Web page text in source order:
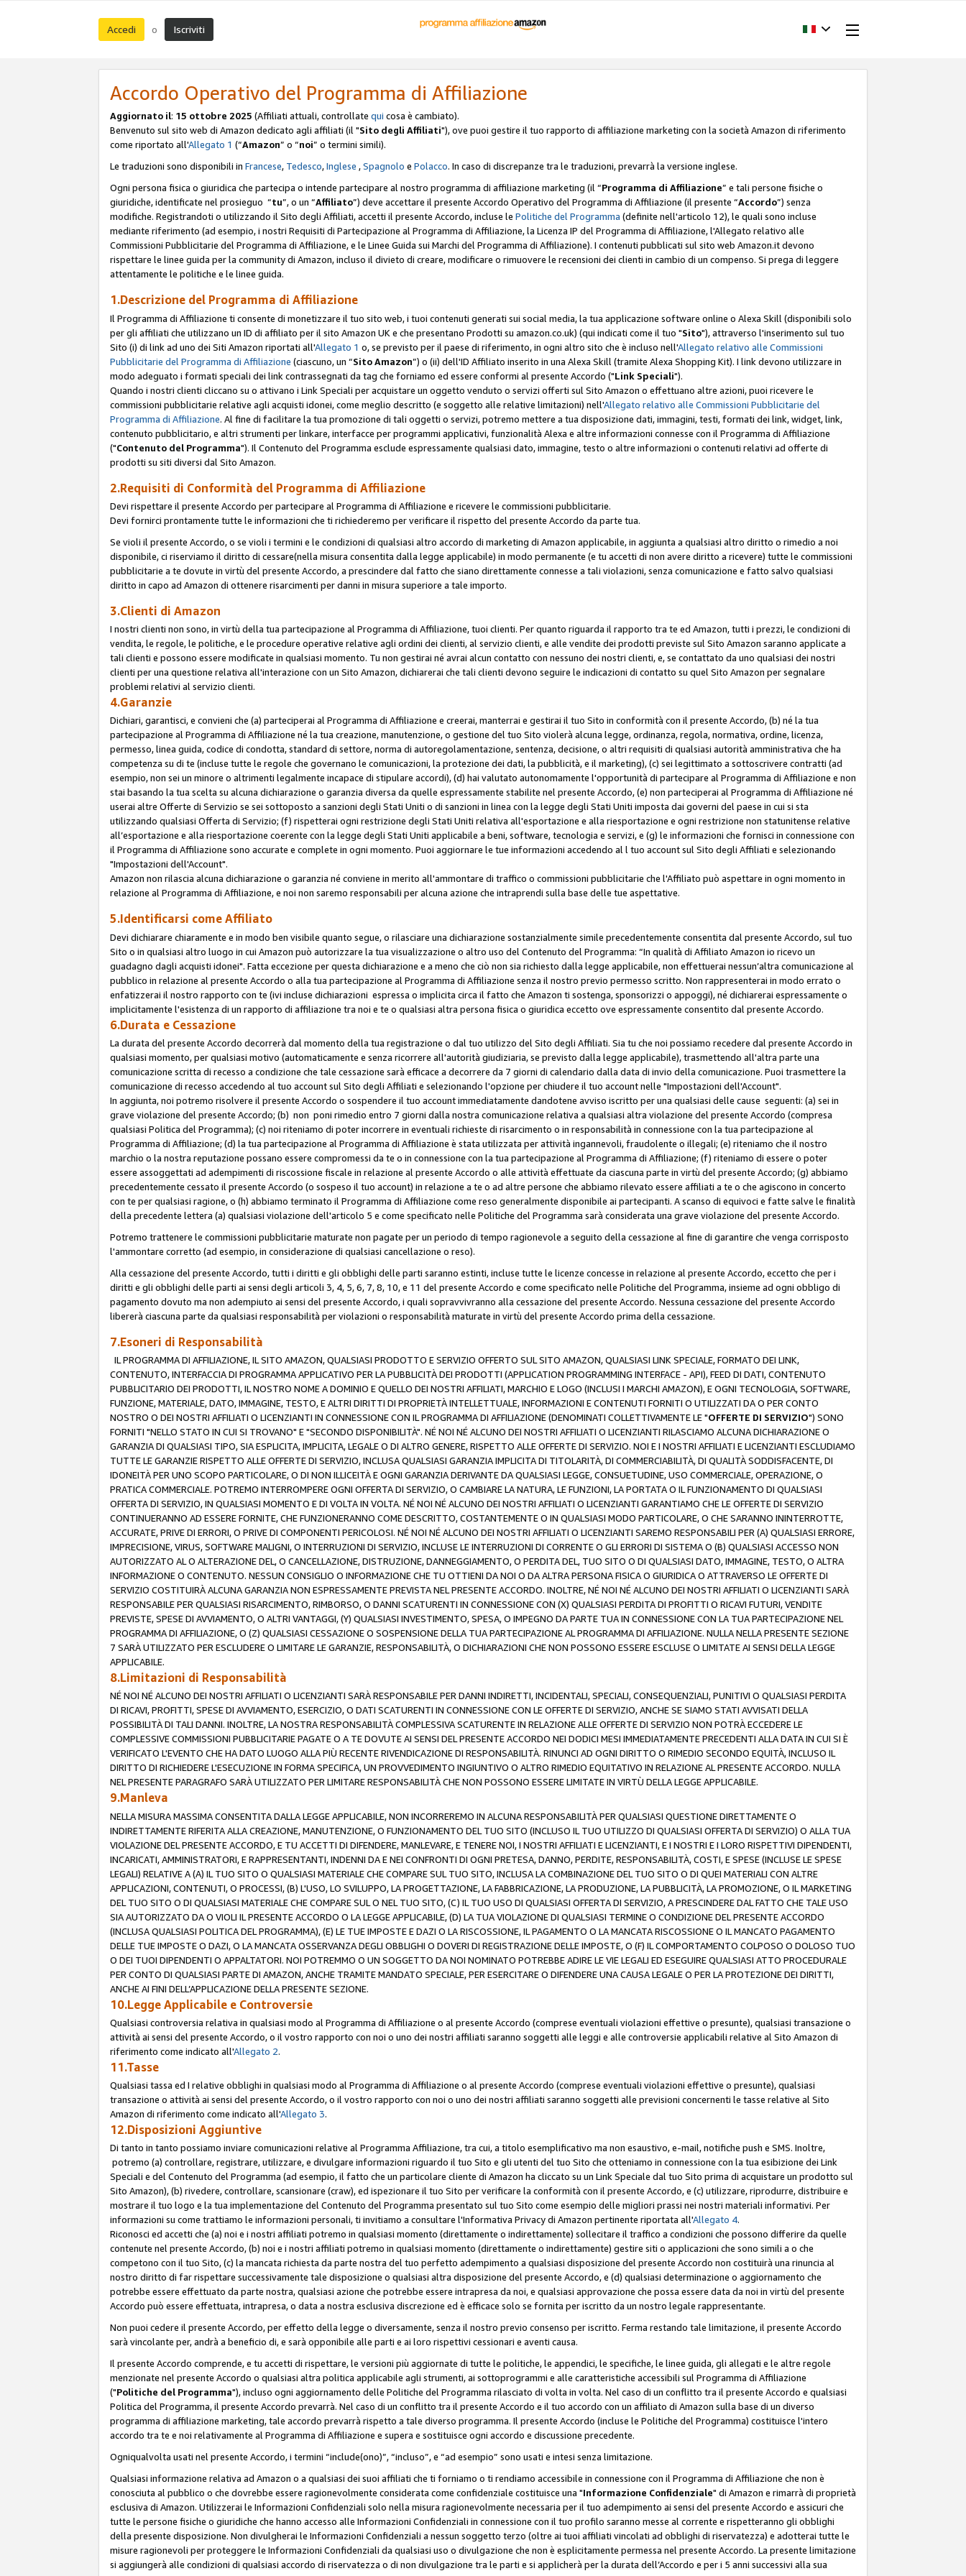
Accedi o Iscriviti
Accordo Operativo del Programma di Affiliazione
Aggiornato il: 15 ottobre 2025 (Affiliati attuali, controllate qui cosa è cambiato).
Benvenuto sul sito web di Amazon dedicato agli affiliati (il "Sito degli Affiliati"), ove puoi gestire il tuo rapporto di affiliazione marketing con la società Amazon di riferimento
come riportato all'Allegato 1 (“Amazon” o “noi” o termini simili).
Le traduzioni sono disponibili in Francese, Tedesco,Inglese ,Spagnolo e Polacco. In caso di discrepanze tra le traduzioni, prevarrà la versione inglese.
Ogni persona fisica o giuridica che partecipa o intende partecipare al nostro programma di affiliazione marketing (il “Programma di Affiliazione” e tali persone fisiche o
giuridiche, identificate nel prosieguo “tu”, o un “Affiliato”) deve accettare il presente Accordo Operativo del Programma di Affiliazione (il presente “Accordo”) senza
modifiche. Registrandoti o utilizzando il Sito degli Affiliati, accetti il presente Accordo, incluse le Politiche del Programma (definite nell'articolo 12), le quali sono incluse
mediante riferimento (ad esempio, i nostri Requisiti di Partecipazione al Programma di Affiliazione, la Licenza IP del Programma di Affiliazione, l'Allegato relativo alle
Commissioni Pubblicitarie del Programma di Affiliazione, e le Linee Guida sui Marchi del Programma di Affiliazione). I contenuti pubblicati sul sito web Amazon.it devono
rispettare le linee guida per la community di Amazon, incluso il divieto di creare, modificare o rimuovere le recensioni dei clienti in cambio di un compenso. Si prega di leggere
attentamente le politiche e le linee guida.
1.Descrizione del Programma di Affiliazione
Il Programma di Affiliazione ti consente di monetizzare il tuo sito web, i tuoi contenuti generati sui social media, la tua applicazione software online o Alexa Skill (disponibili solo
per gli affiliati che utilizzano un ID di affiliato per il sito Amazon UK e che presentano Prodotti su amazon.co.uk) (qui indicati come il tuo "Sito"), attraverso l'inserimento sul tuo
Sito (i) di link ad uno dei Siti Amazon riportati all'Allegato 1 o, se previsto per il paese di riferimento, in ogni altro sito che è incluso nell'Allegato relativo alle Commissioni
Pubblicitarie del Programma di Affiliazione (ciascuno, un “Sito Amazon”) o (ii) dell'ID Affiliato inserito in una Alexa Skill (tramite Alexa Shopping Kit). I link devono utilizzare in
modo adeguato i formati speciali dei link contrassegnati da tag che forniamo ed essere conformi al presente Accordo ("Link Speciali").
Quando i nostri clienti cliccano su o attivano i Link Speciali per acquistare un oggetto venduto o servizi offerti sul Sito Amazon o effettuano altre azioni, puoi ricevere le
commissioni pubblicitarie relative agli acquisti idonei, come meglio descritto (e soggetto alle relative limitazioni) nell'Allegato relativo alle Commissioni Pubblicitarie del
Programma di Affiliazione. Al fine di facilitare la tua promozione di tali oggetti o servizi, potremo mettere a tua disposizione dati, immagini, testi, formati dei link, widget, link,
contenuto pubblicitario, e altri strumenti per linkare, interfacce per programmi applicativi, funzionalità Alexa e altre informazioni connesse con il Programma di Affiliazione
("Contenuto del Programma"). Il Contenuto del Programma esclude espressamente qualsiasi dato, immagine, testo o altre informazioni o contenuti relativi ad offerte di
prodotti su siti diversi dal Sito Amazon.
2.Requisiti di Conformità del Programma di Affiliazione
Devi rispettare il presente Accordo per partecipare al Programma di Affiliazione e ricevere le commissioni pubblicitarie.
Devi fornirci prontamente tutte le informazioni che ti richiederemo per verificare il rispetto del presente Accordo da parte tua.
Se violi il presente Accordo, o se violi i termini e le condizioni di qualsiasi altro accordo di marketing di Amazon applicabile, in aggiunta a qualsiasi altro diritto o rimedio a noi
disponibile, ci riserviamo il diritto di cessare(nella misura consentita dalla legge applicabile) in modo permanente (e tu accetti di non avere diritto a ricevere) tutte le commissioni
pubblicitarie a te dovute in virtù del presente Accordo, a prescindere dal fatto che siano direttamente connesse a tali violazioni, senza comunicazione e fatto salvo qualsiasi
diritto in capo ad Amazon di ottenere risarcimenti per danni in misura superiore a tale importo.
3.Clienti di Amazon
I nostri clienti non sono, in virtù della tua partecipazione al Programma di Affiliazione, tuoi clienti. Per quanto riguarda il rapporto tra te ed Amazon, tutti i prezzi, le condizioni di
vendita, le regole, le politiche, e le procedure operative relative agli ordini dei clienti, al servizio clienti, e alle vendite dei prodotti previste sul Sito Amazon saranno applicate a
tali clienti e possono essere modificate in qualsiasi momento. Tu non gestirai né avrai alcun contatto con nessuno dei nostri clienti, e, se contattato da uno qualsiasi dei nostri
clienti per una questione relativa all'interazione con un Sito Amazon, dichiarerai che tali clienti devono seguire le indicazioni di contatto su quel Sito Amazon per segnalare
problemi relativi al servizio clienti.
4.Garanzie
Dichiari, garantisci, e convieni che (a) parteciperai al Programma di Affiliazione e creerai, manterrai e gestirai il tuo Sito in conformità con il presente Accordo, (b) né la tua
partecipazione al Programma di Affiliazione né la tua creazione, manutenzione, o gestione del tuo Sito violerà alcuna legge, ordinanza, regola, normativa, ordine, licenza,
permesso, linea guida, codice di condotta, standard di settore, norma di autoregolamentazione, sentenza, decisione, o altri requisiti di qualsiasi autorità amministrativa che ha
competenza su di te (incluse tutte le regole che governano le comunicazioni, la protezione dei dati, la pubblicità, e il marketing), (c) sei legittimato a sottoscrivere contratti (ad
esempio, non sei un minore o altrimenti legalmente incapace di stipulare accordi), (d) hai valutato autonomamente l'opportunità di partecipare al Programma di Affiliazione e non
stai basando la tua scelta su alcuna dichiarazione o garanzia diversa da quelle espressamente stabilite nel presente Accordo, (e) non parteciperai al Programma di Affiliazione né
userai altre Offerte di Servizio se sei sottoposto a sanzioni degli Stati Uniti o di sanzioni in linea con la legge degli Stati Uniti imposta dai governi del paese in cui si sta
utilizzando qualsiasi Offerta di Servizio; (f) rispetterai ogni restrizione degli Stati Uniti relativa all'esportazione e alla riesportazione e ogni restrizione non statunitense relative
all’esportazione e alla riesportazione coerente con la legge degli Stati Uniti applicabile a beni, software, tecnologia e servizi, e (g) le informazioni che fornisci in connessione con
il Programma di Affiliazione sono accurate e complete in ogni momento. Puoi aggiornare le tue informazioni accedendo al l tuo account sul Sito degli Affiliati e selezionando
"Impostazioni dell'Account".
Amazon non rilascia alcuna dichiarazione o garanzia né conviene in merito all'ammontare di traffico o commissioni pubblicitarie che l'Affiliato può aspettare in ogni momento in
relazione al Programma di Affiliazione, e noi non saremo responsabili per alcuna azione che intraprendi sulla base delle tue aspettative.
5.Identificarsi come Affiliato
Devi dichiarare chiaramente e in modo ben visibile quanto segue, o rilasciare una dichiarazione sostanzialmente simile precedentemente consentita dal presente Accordo, sul tuo
Sito o in qualsiasi altro luogo in cui Amazon può autorizzare la tua visualizzazione o altro uso del Contenuto del Programma: “In qualità di Affiliato Amazon io ricevo un
guadagno dagli acquisti idonei". Fatta eccezione per questa dichiarazione e a meno che ciò non sia richiesto dalla legge applicabile, non effettuerai nessun’altra comunicazione al
pubblico in relazione al presente Accordo o alla tua partecipazione al Programma di Affiliazione senza il nostro previo permesso scritto. Non rappresenterai in modo errato o
enfatizzerai il nostro rapporto con te (ivi incluse dichiarazioni espressa o implicita circa il fatto che Amazon ti sostenga, sponsorizzi o appoggi), né dichiarerai espressamente o
implicitamente l'esistenza di un rapporto di affiliazione tra noi e te o qualsiasi altra persona fisica o giuridica eccetto ove espressamente consentito dal presente Accordo.
6.Durata e Cessazione
La durata del presente Accordo decorrerà dal momento della tua registrazione o dal tuo utilizzo del Sito degli Affiliati. Sia tu che noi possiamo recedere dal presente Accordo in
qualsiasi momento, per qualsiasi motivo (automaticamente e senza ricorrere all'autorità giudiziaria, se previsto dalla legge applicabile), trasmettendo all'altra parte una
comunicazione scritta di recesso a condizione che tale cessazione sarà efficace a decorrere da 7 giorni di calendario dalla data di invio della comunicazione. Puoi trasmettere la
comunicazione di recesso accedendo al tuo account sul Sito degli Affiliati e selezionando l'opzione per chiudere il tuo account nelle "Impostazioni dell'Account".
In aggiunta, noi potremo risolvere il presente Accordo o sospendere il tuo account immediatamente dandotene avviso iscritto per una qualsiasi delle cause seguenti: (a) sei in
grave violazione del presente Accordo; (b) non poni rimedio entro 7 giorni dalla nostra comunicazione relativa a qualsiasi altra violazione del presente Accordo (compresa
qualsiasi Politica del Programma); (c) noi riteniamo di poter incorrere in eventuali richieste di risarcimento o in responsabilità in connessione con la tua partecipazione al
Programma di Affiliazione; (d) la tua partecipazione al Programma di Affiliazione è stata utilizzata per attività ingannevoli, fraudolente o illegali; (e) riteniamo che il nostro
marchio o la nostra reputazione possano essere compromessi da te o in connessione con la tua partecipazione al Programma di Affiliazione; (f) riteniamo di essere o poter
essere assoggettati ad adempimenti di riscossione fiscale in relazione al presente Accordo o alle attività effettuate da ciascuna parte in virtù del presente Accordo; (g) abbiamo
precedentemente cessato il presente Accordo (o sospeso il tuo account) in relazione a te o ad altre persone che abbiamo rilevato essere affiliati a te o che agiscono in concerto
con te per qualsiasi ragione, o (h) abbiamo terminato il Programma di Affiliazione come reso generalmente disponibile ai partecipanti. A scanso di equivoci e fatte salve le finalità
della precedente lettera (a) qualsiasi violazione dell'articolo 5 e come specificato nelle Politiche del Programma sarà considerata una grave violazione del presente Accordo.
Potremo trattenere le commissioni pubblicitarie maturate non pagate per un periodo di tempo ragionevole a seguito della cessazione al fine di garantire che venga corrisposto
l'ammontare corretto (ad esempio, in considerazione di qualsiasi cancellazione o reso).
Alla cessazione del presente Accordo, tutti i diritti e gli obblighi delle parti saranno estinti, incluse tutte le licenze concesse in relazione al presente Accordo, eccetto che per i
diritti e gli obblighi delle parti ai sensi degli articoli 3, 4, 5, 6, 7, 8, 10, e 11 del presente Accordo e come specificato nelle Politiche del Programma, insieme ad ogni obbligo di
pagamento dovuto ma non adempiuto ai sensi del presente Accordo, i quali sopravvivranno alla cessazione del presente Accordo. Nessuna cessazione del presente Accordo
libererà ciascuna parte da qualsiasi responsabilità per violazioni o responsabilità maturate in virtù del presente Accordo prima della cessazione.
7.Esoneri di Responsabilità
IL PROGRAMMA DI AFFILIAZIONE, IL SITO AMAZON, QUALSIASI PRODOTTO E SERVIZIO OFFERTO SUL SITO AMAZON, QUALSIASI LINK SPECIALE, FORMATO DEI LINK,
CONTENUTO, INTERFACCIA DI PROGRAMMA APPLICATIVO PER LA PUBBLICITÀ DEI PRODOTTI (APPLICATION PROGRAMMING INTERFACE - API), FEED DI DATI, CONTENUTO
PUBBLICITARIO DEI PRODOTTI, IL NOSTRO NOME A DOMINIO E QUELLO DEI NOSTRI AFFILIATI, MARCHIO E LOGO (INCLUSI I MARCHI AMAZON), E OGNI TECNOLOGIA, SOFTWARE,
FUNZIONE, MATERIALE, DATO, IMMAGINE, TESTO, E ALTRI DIRITTI DI PROPRIETÀ INTELLETTUALE, INFORMAZIONI E CONTENUTI FORNITI O UTILIZZATI DA O PER CONTO
NOSTRO O DEI NOSTRI AFFILIATI O LICENZIANTI IN CONNESSIONE CON IL PROGRAMMA DI AFFILIAZIONE (DENOMINATI COLLETTIVAMENTE LE "OFFERTE DI SERVIZIO") SONO
FORNITI "NELLO STATO IN CUI SI TROVANO" E "SECONDO DISPONIBILITÀ". NÉ NOI NÉ ALCUNO DEI NOSTRI AFFILIATI O LICENZIANTI RILASCIAMO ALCUNA DICHIARAZIONE O
GARANZIA DI QUALSIASI TIPO, SIA ESPLICITA, IMPLICITA, LEGALE O DI ALTRO GENERE, RISPETTO ALLE OFFERTE DI SERVIZIO. NOI E I NOSTRI AFFILIATI E LICENZIANTI ESCLUDIAMO
TUTTE LE GARANZIE RISPETTO ALLE OFFERTE DI SERVIZIO, INCLUSA QUALSIASI GARANZIA IMPLICITA DI TITOLARITÀ, DI COMMERCIABILITÀ, DI QUALITÀ SODDISFACENTE, DI
IDONEITÀ PER UNO SCOPO PARTICOLARE, O DI NON ILLICEITÀ E OGNI GARANZIA DERIVANTE DA QUALSIASI LEGGE, CONSUETUDINE, USO COMMERCIALE, OPERAZIONE, O
PRATICA COMMERCIALE. POTREMO INTERROMPERE OGNI OFFERTA DI SERVIZIO, O CAMBIARE LA NATURA, LE FUNZIONI, LA PORTATA O IL FUNZIONAMENTO DI QUALSIASI
OFFERTA DI SERVIZIO, IN QUALSIASI MOMENTO E DI VOLTA IN VOLTA. NÉ NOI NÉ ALCUNO DEI NOSTRI AFFILIATI O LICENZIANTI GARANTIAMO CHE LE OFFERTE DI SERVIZIO
CONTINUERANNO AD ESSERE FORNITE, CHE FUNZIONERANNO COME DESCRITTO, COSTANTEMENTE O IN QUALSIASI MODO PARTICOLARE, O CHE SARANNO ININTERROTTE,
ACCURATE, PRIVE DI ERRORI, O PRIVE DI COMPONENTI PERICOLOSI. NÉ NOI NÉ ALCUNO DEI NOSTRI AFFILIATI O LICENZIANTI SAREMO RESPONSABILI PER (A) QUALSIASI ERRORE,
IMPRECISIONE, VIRUS, SOFTWARE MALIGNI, O INTERRUZIONI DI SERVIZIO, INCLUSE LE INTERRUZIONI DI CORRENTE O GLI ERRORI DI SISTEMA O (B) QUALSIASI ACCESSO NON
AUTORIZZATO AL O ALTERAZIONE DEL, O CANCELLAZIONE, DISTRUZIONE, DANNEGGIAMENTO, O PERDITA DEL, TUO SITO O DI QUALSIASI DATO, IMMAGINE, TESTO, O ALTRA
INFORMAZIONE O CONTENUTO. NESSUN CONSIGLIO O INFORMAZIONE CHE TU OTTIENI DA NOI O DA ALTRA PERSONA FISICA O GIURIDICA O ATTRAVERSO LE OFFERTE DI
SERVIZIO COSTITUIRÀ ALCUNA GARANZIA NON ESPRESSAMENTE PREVISTA NEL PRESENTE ACCORDO. INOLTRE, NÉ NOI NÉ ALCUNO DEI NOSTRI AFFILIATI O LICENZIANTI SARÀ
RESPONSABILE PER QUALSIASI RISARCIMENTO, RIMBORSO, O DANNI SCATURENTI IN CONNESSIONE CON (X) QUALSIASI PERDITA DI PROFITTI O RICAVI FUTURI, VENDITE
PREVISTE, SPESE DI AVVIAMENTO, O ALTRI VANTAGGI, (Y) QUALSIASI INVESTIMENTO, SPESA, O IMPEGNO DA PARTE TUA IN CONNESSIONE CON LA TUA PARTECIPAZIONE NEL
PROGRAMMA DI AFFILIAZIONE, O (Z) QUALSIASI CESSAZIONE O SOSPENSIONE DELLA TUA PARTECIPAZIONE AL PROGRAMMA DI AFFILIAZIONE. NULLA NELLA PRESENTE SEZIONE
7 SARÀ UTILIZZATO PER ESCLUDERE O LIMITARE LE GARANZIE, RESPONSABILITÀ, O DICHIARAZIONI CHE NON POSSONO ESSERE ESCLUSE O LIMITATE AI SENSI DELLA LEGGE
APPLICABILE.
8.Limitazioni di Responsabilità
NÉ NOI NÉ ALCUNO DEI NOSTRI AFFILIATI O LICENZIANTI SARÀ RESPONSABILE PER DANNI INDIRETTI, INCIDENTALI, SPECIALI, CONSEQUENZIALI, PUNITIVI O QUALSIASI PERDITA
DI RICAVI, PROFITTI, SPESE DI AVVIAMENTO, ESERCIZIO, O DATI SCATURENTI IN CONNESSIONE CON LE OFFERTE DI SERVIZIO, ANCHE SE SIAMO STATI AVVISATI DELLA
POSSIBILITÀ DI TALI DANNI. INOLTRE, LA NOSTRA RESPONSABILITÀ COMPLESSIVA SCATURENTE IN RELAZIONE ALLE OFFERTE DI SERVIZIO NON POTRÀ ECCEDERE LE
COMPLESSIVE COMMISSIONI PUBBLICITARIE PAGATE O A TE DOVUTE AI SENSI DEL PRESENTE ACCORDO NEI DODICI MESI IMMEDIATAMENTE PRECEDENTI ALLA DATA IN CUI SI È
VERIFICATO L'EVENTO CHE HA DATO LUOGO ALLA PIÙ RECENTE RIVENDICAZIONE DI RESPONSABILITÀ. RINUNCI AD OGNI DIRITTO O RIMEDIO SECONDO EQUITÀ, INCLUSO IL
DIRITTO DI RICHIEDERE L'ESECUZIONE IN FORMA SPECIFICA, UN PROVVEDIMENTO INGIUNTIVO O ALTRO RIMEDIO EQUITATIVO IN RELAZIONE AL PRESENTE ACCORDO. NULLA
NEL PRESENTE PARAGRAFO SARÀ UTILIZZATO PER LIMITARE RESPONSABILITÀ CHE NON POSSONO ESSERE LIMITATE IN VIRTÙ DELLA LEGGE APPLICABILE.
9.Manleva
NELLA MISURA MASSIMA CONSENTITA DALLA LEGGE APPLICABILE, NON INCORREREMO IN ALCUNA RESPONSABILITÀ PER QUALSIASI QUESTIONE DIRETTAMENTE O
INDIRETTAMENTE RIFERITA ALLA CREAZIONE, MANUTENZIONE, O FUNZIONAMENTO DEL TUO SITO (INCLUSO IL TUO UTILIZZO DI QUALSIASI OFFERTA DI SERVIZIO) O ALLA TUA
VIOLAZIONE DEL PRESENTE ACCORDO, E TU ACCETTI DI DIFENDERE, MANLEVARE, E TENERE NOI, I NOSTRI AFFILIATI E LICENZIANTI, E I NOSTRI E I LORO RISPETTIVI DIPENDENTI,
INCARICATI, AMMINISTRATORI, E RAPPRESENTANTI, INDENNI DA E NEI CONFRONTI DI OGNI PRETESA, DANNO, PERDITE, RESPONSABILITÀ, COSTI, E SPESE (INCLUSE LE SPESE
LEGALI) RELATIVE A (A) IL TUO SITO O QUALSIASI MATERIALE CHE COMPARE SUL TUO SITO, INCLUSA LA COMBINAZIONE DEL TUO SITO O DI QUEI MATERIALI CON ALTRE
APPLICAZIONI, CONTENUTI, O PROCESSI, (B) L'USO, LO SVILUPPO, LA PROGETTAZIONE, LA FABBRICAZIONE, LA PRODUZIONE, LA PUBBLICITÀ, LA PROMOZIONE, O IL MARKETING
DEL TUO SITO O DI QUALSIASI MATERIALE CHE COMPARE SUL O NEL TUO SITO, (C) IL TUO USO DI QUALSIASI OFFERTA DI SERVIZIO, A PRESCINDERE DAL FATTO CHE TALE USO
SIA AUTORIZZATO DA O VIOLI IL PRESENTE ACCORDO O LA LEGGE APPLICABILE, (D) LA TUA VIOLAZIONE DI QUALSIASI TERMINE O CONDIZIONE DEL PRESENTE ACCORDO
(INCLUSA QUALSIASI POLITICA DEL PROGRAMMA), (E) LE TUE IMPOSTE E DAZI O LA RISCOSSIONE, IL PAGAMENTO O LA MANCATA RISCOSSIONE O IL MANCATO PAGAMENTO
DELLE TUE IMPOSTE O DAZI, O LA MANCATA OSSERVANZA DEGLI OBBLIGHI O DOVERI DI REGISTRAZIONE DELLE IMPOSTE, O (F) IL COMPORTAMENTO COLPOSO O DOLOSO TUO
O DEI TUOI DIPENDENTI O APPALTATORI. NOI POTREMMO O UN SOGGETTO DA NOI NOMINATO POTREBBE ADIRE LE VIE LEGALI ED ESEGUIRE QUALSIASI ATTO PROCEDURALE
PER CONTO DI QUALSIASI PARTE DI AMAZON, ANCHE TRAMITE MANDATO SPECIALE, PER ESERCITARE O DIFENDERE UNA CAUSA LEGALE O PER LA PROTEZIONE DEI DIRITTI,
ANCHE AI FINI DELL’APPLICAZIONE DELLA PRESENTE SEZIONE.
10.Legge Applicabile e Controversie
Qualsiasi controversia relativa in qualsiasi modo al Programma di Affiliazione o al presente Accordo (comprese eventuali violazioni effettive o presunte), qualsiasi transazione o
attività ai sensi del presente Accordo, o il vostro rapporto con noi o uno dei nostri affiliati saranno soggetti alle leggi e alle controversie applicabili relative al Sito Amazon di
riferimento come indicato all'Allegato 2.
11.Tasse
Qualsiasi tassa ed I relative obblighi in qualsiasi modo al Programma di Affiliazione o al presente Accordo (comprese eventuali violazioni effettive o presunte), qualsiasi
transazione o attività ai sensi del presente Accordo, o il vostro rapporto con noi o uno dei nostri affiliati saranno soggetti alle previsioni concernenti le tasse relative al Sito
Amazon di riferimento come indicato all'Allegato 3.
12.Disposizioni Aggiuntive
Di tanto in tanto possiamo inviare comunicazioni relative al Programma Affiliazione, tra cui, a titolo esemplificativo ma non esaustivo, e-mail, notifiche push e SMS. Inoltre,
potremo (a) controllare, registrare, utilizzare, e divulgare informazioni riguardo il tuo Sito e gli utenti del tuo Sito che otteniamo in connessione con la tua esibizione dei Link
Speciali e del Contenuto del Programma (ad esempio, il fatto che un particolare cliente di Amazon ha cliccato su un Link Speciale dal tuo Sito prima di acquistare un prodotto sul
Sito Amazon), (b) rivedere, controllare, scansionare (craw), ed ispezionare il tuo Sito per verificare la conformità con il presente Accordo, e (c) utilizzare, riprodurre, distribuire e
mostrare il tuo logo e la tua implementazione del Contenuto del Programma presentato sul tuo Sito come esempio delle migliori prassi nei nostri materiali informativi. Per
informazioni su come trattiamo le informazioni personali, ti invitiamo a consultare l'Informativa Privacy di Amazon pertinente riportata all'Allegato 4.
Riconosci ed accetti che (a) noi e i nostri affiliati potremo in qualsiasi momento (direttamente o indirettamente) sollecitare il traffico a condizioni che possono differire da quelle
contenute nel presente Accordo, (b) noi e i nostri affiliati potremo in qualsiasi momento (direttamente o indirettamente) gestire siti o applicazioni che sono simili a o che
competono con il tuo Sito, (c) la mancata richiesta da parte nostra del tuo perfetto adempimento a qualsiasi disposizione del presente Accordo non costituirà una rinuncia al
nostro diritto di far rispettare successivamente tale disposizione o qualsiasi altra disposizione del presente Accordo, e (d) qualsiasi determinazione o aggiornamento che
potrebbe essere effettuato da parte nostra, qualsiasi azione che potrebbe essere intrapresa da noi, e qualsiasi approvazione che possa essere data da noi in virtù del presente
Accordo può essere effettuata, intrapresa, o data a nostra esclusiva discrezione ed è efficace solo se fornita per iscritto da un nostro legale rappresentante.
Non puoi cedere il presente Accordo, per effetto della legge o diversamente, senza il nostro previo consenso per iscritto. Ferma restando tale limitazione, il presente Accordo
sarà vincolante per, andrà a beneficio di, e sarà opponibile alle parti e ai loro rispettivi cessionari e aventi causa.
Il presente Accordo comprende, e tu accetti di rispettare, le versioni più aggiornate di tutte le politiche, le appendici, le specifiche, le linee guida, gli allegati e le altre regole
menzionate nel presente Accordo o qualsiasi altra politica applicabile agli strumenti, ai sottoprogrammi e alle caratteristiche accessibili sul Programma di Affiliazione
("Politiche del Programma"), incluso ogni aggiornamento delle Politiche del Programma rilasciato di volta in volta. Nel caso di un conflitto tra il presente Accordo e qualsiasi
Politica del Programma, il presente Accordo prevarrà. Nel caso di un conflitto tra il presente Accordo e il tuo accordo con un affiliato di Amazon sulla base di un diverso
programma di affiliazione marketing, tale accordo prevarrà rispetto a tale diverso programma. Il presente Accordo (incluse le Politiche del Programma) costituisce l'intero
accordo tra te e noi relativamente al Programma di Affiliazione e supera e sostituisce ogni accordo e discussione precedente.
Ogniqualvolta usati nel presente Accordo, i termini “include(ono)”, “incluso”, e “ad esempio” sono usati e intesi senza limitazione.
Qualsiasi informazione relativa ad Amazon o a qualsiasi dei suoi affiliati che ti forniamo o ti rendiamo accessibile in connessione con il Programma di Affiliazione che non è
conosciuta al pubblico o che dovrebbe essere ragionevolmente considerata come confidenziale costituisce una "Informazione Confidenziale" di Amazon e rimarrà di proprietà
esclusiva di Amazon. Utilizzerai le Informazioni Confidenziali solo nella misura ragionevolmente necessaria per il tuo adempimento ai sensi del presente Accordo e assicuri che
tutte le persone fisiche o giuridiche che hanno accesso alle Informazioni Confidenziali in connessione con il tuo profilo saranno messe al corrente e rispetteranno gli obblighi
della presente disposizione. Non divulgherai le Informazioni Confidenziali a nessun soggetto terzo (oltre ai tuoi affiliati vincolati ad obblighi di riservatezza) e adotterai tutte le
misure ragionevoli per proteggere le Informazioni Confidenziali da qualsiasi uso o divulgazione che non è esplicitamente permessa nel presente Accordo. La presente limitazione
si aggiungerà alle condizioni di qualsiasi accordo di riservatezza o di non divulgazione tra le parti e si applicherà per la durata dell’Accordo e per i 5 anni successivi alla sua